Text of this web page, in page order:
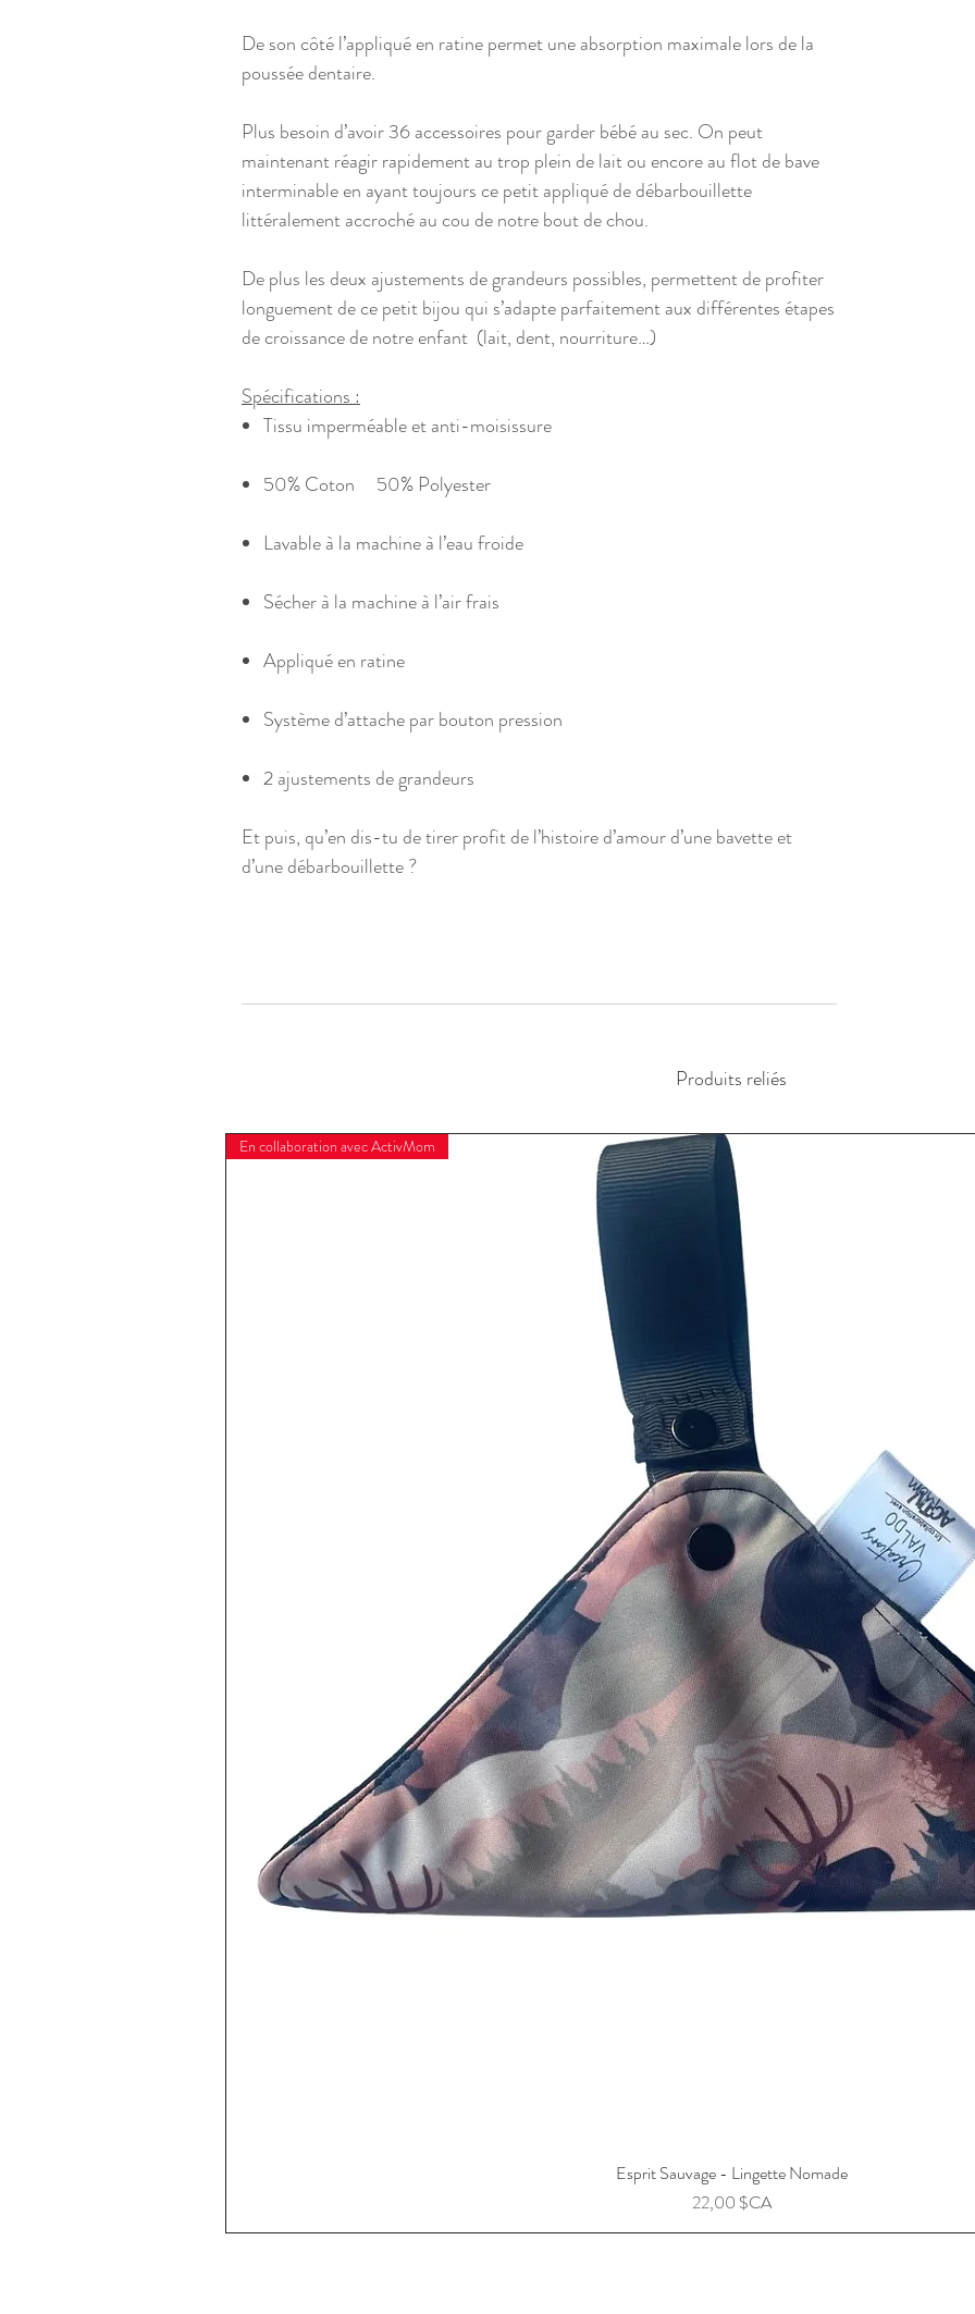
De son côté l’appliqué en ratine permet une absorption maximale lors de la
poussée dentaire.
Plus besoin d’avoir 36 accessoires pour garder bébé au sec. On peut
maintenant réagir rapidement au trop plein de lait ou encore au flot de bave
interminable en ayant toujours ce petit appliqué de débarbouillette
littéralement accroché au cou de notre bout de chou.
De plus les deux ajustements de grandeurs possibles, permettent de profiter
longuement de ce petit bijou qui s’adapte parfaitement aux différentes étapes
de croissance de notre enfant (lait, dent, nourriture…)
Spécifications :
Tissu imperméable et anti-moisissure
50% Coton 50% Polyester
Lavable à la machine à l’eau froide
Sécher à la machine à l’air frais
Appliqué en ratine
Système d’attache par bouton pression
2 ajustements de grandeurs
Et puis, qu’en dis-tu de tirer profit de l’histoire d’amour d’une bavette et
d’une débarbouillette ?
Produits reliés
En collaboration avec ActivMom
Esprit Sauvage - Lingette Nomade
Prix
22,00 $CA